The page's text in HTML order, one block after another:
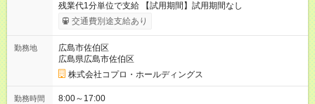
残業代1分単位で支給 【試用期間】試用期間なし
交通費別途支給あり
勤務地
広島市佐伯区
広島県広島市佐伯区
株式会社コプロ・ホールディングス
勤務時間
8:00～17:00